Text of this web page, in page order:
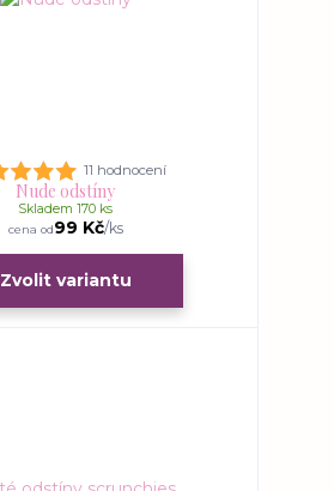
11 hodnocení
Nude odstíny
cena od99 Kč/ks
Skladem 170 ks
Zvolit variantu